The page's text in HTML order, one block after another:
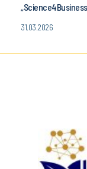
31.03.2026